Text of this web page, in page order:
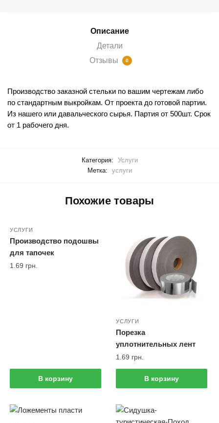
Описание
Детали
Отзывы
0
Производство заказной стельки по вашим чертежам либо
по стандартным выкройкам. От проекта до готовой партии.
Из нашего или давальческого сырья. Партия от 500шт. Срок
от 1 рабочего дня.
Категория:
Услуги
Метка:
услуги
Похожие товары
УСЛУГИ
Производство подошвы
для тапочек
1.69 грн.
В корзину
УСЛУГИ
Порезка
уплотнительных лент
1.69 грн.
В корзину